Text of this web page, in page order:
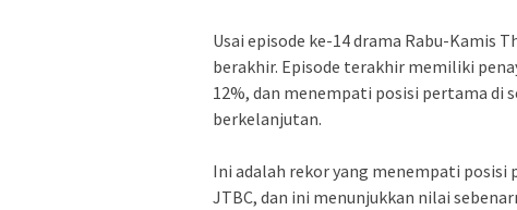
Usai episode ke-14 drama Rabu-Kamis
berakhir. Episode terakhir memiliki
12%, dan menempati posisi pertama di
berkelanjutan.
Ini adalah rekor yang menempati posisi
JTBC, dan ini menunjukkan nilai